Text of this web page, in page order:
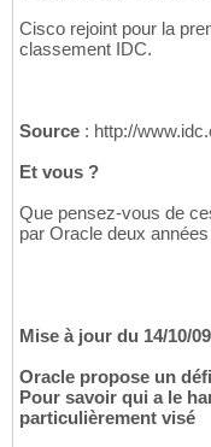
Cisco rejoint pour la
classement IDC.
Source : http://
Et vous ?
Que pensez-vous de
par Oracle deux
Mise à jour du 14/10/09
Oracle propose un
Pour savoir qui a le
particulièrement visé